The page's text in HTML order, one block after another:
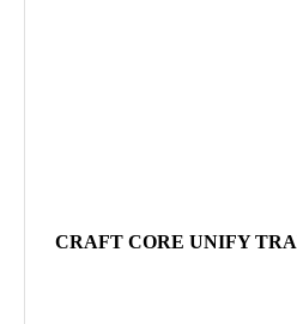
CRAFT CORE UNIFY